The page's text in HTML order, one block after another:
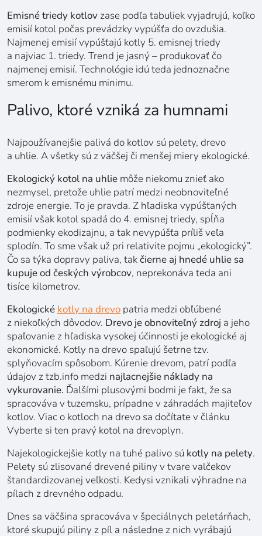
Emisné triedy kotlov zase podľa tabuliek vyjadrujú, koľko
emisií kotol počas prevádzky vypúšťa do ovzdušia.
Najmenej emisií vypúšťajú kotly 5. emisnej triedy
a najviac 1. triedy. Trend je jasný – produkovať čo
najmenej emisií. Technológie idú teda jednoznačne
smerom k emisnému minimu.
Palivo, ktoré vzniká za humnami
Najpoužívanejšie palivá do kotlov sú pelety, drevo
a uhlie. A všetky sú z väčšej či menšej miery ekologické.
Ekologický kotol na uhlie môže niekomu znieť ako
nezmysel, pretože uhlie patrí medzi neobnoviteľné
zdroje energie. To je pravda. Z hľadiska vypúšťaných
emisií však kotol spadá do 4. emisnej triedy, spĺňa
podmienky ekodizajnu, a tak nevypúšťa príliš veľa
splodín. To sme však už pri relativite pojmu „ekologický”.
Čo sa týka dopravy paliva, takčierne aj hnedé uhlie sa
kupuje od českých výrobcov, neprekonáva teda ani
tisíce kilometrov.
Ekologické kotly na drevo patria medzi obľúbené
z niekoľkých dôvodov. Drevo je obnoviteľný zdroj a jeho
spaľovanie z hľadiska vysokej účinnosti je ekologické aj
ekonomické. Kotly na drevo spaľujú šetrne tzv.
splyňovacím spôsobom. Kúrenie drevom, patrí podľa
údajov z tzb.info medzi najlacnejšie náklady na
vykurovanie. Ďalšími plusovými bodmi je fakt, že sa
spracováva v tuzemsku, prípadne v záhradách majiteľov
kotlov. Viac o kotloch na drevo sa dočítate v článku
Vyberte si ten pravý kotol na drevoplyn.
Najekologickejšie kotly na tuhé palivo sú kotly na pelety.
Pelety sú zlisované drevené piliny v tvare valčekov
štandardizovanej veľkosti. Kedysi vznikali výhradne na
pílach z drevného odpadu.
Dnes sa väčšina spracováva v špeciálnych peletárňach,
ktoré skupujú piliny z píl a následne z nich vyrábajú